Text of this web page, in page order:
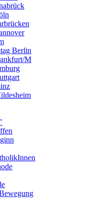
Berlin
M